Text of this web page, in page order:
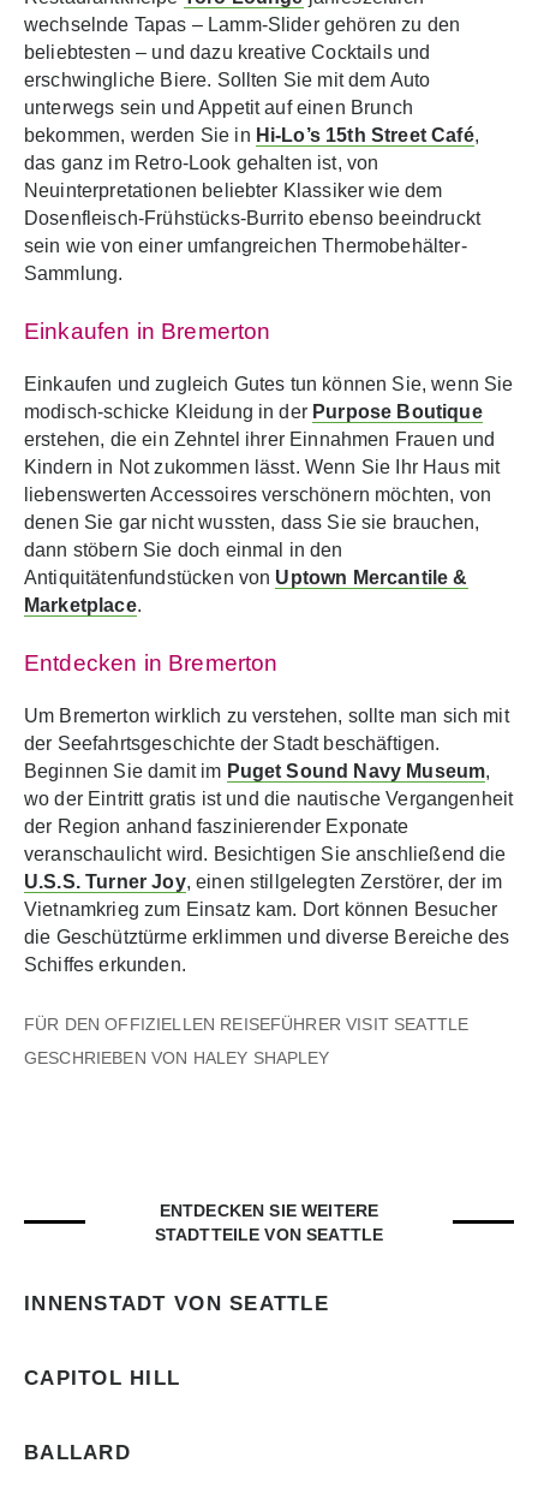
wechselnde Tapas – Lamm-Slider gehören zu den
beliebtesten – und dazu kreative Cocktails und
erschwingliche Biere. Sollten Sie mit dem Auto
unterwegs sein und Appetit auf einen Brunch
bekommen, werden Sie in Hi-Lo’s 15th Street Café,
das ganz im Retro-Look gehalten ist, von
Neuinterpretationen beliebter Klassiker wie dem
Dosenfleisch-Frühstücks-Burrito ebenso beeindruckt
sein wie von einer umfangreichen Thermobehälter-
Sammlung.
Einkaufen in Bremerton
Einkaufen und zugleich Gutes tun können Sie, wenn Sie
modisch-schicke Kleidung in der Purpose Boutique
erstehen, die ein Zehntel ihrer Einnahmen Frauen und
Kindern in Not zukommen lässt. Wenn Sie Ihr Haus mit
liebenswerten Accessoires verschönern möchten, von
denen Sie gar nicht wussten, dass Sie sie brauchen,
dann stöbern Sie doch einmal in den
Antiquitätenfundstücken von Uptown Mercantile &
Marketplace.
Entdecken in Bremerton
Um Bremerton wirklich zu verstehen, sollte man sich mit
der Seefahrtsgeschichte der Stadt beschäftigen.
Beginnen Sie damit im Puget Sound Navy Museum,
wo der Eintritt gratis ist und die nautische Vergangenheit
der Region anhand faszinierender Exponate
veranschaulicht wird. Besichtigen Sie anschließend die
U.S.S. Turner Joy, einen stillgelegten Zerstörer, der im
Vietnamkrieg zum Einsatz kam. Dort können Besucher
die Geschütztürme erklimmen und diverse Bereiche des
Schiffes erkunden.
FÜR DEN OFFIZIELLEN REISEFÜHRER VISIT SEATTLE
GESCHRIEBEN VON HALEY SHAPLEY
ENTDECKEN SIE WEITERE
STADTTEILE VON SEATTLE
INNENSTADT VON SEATTLE
CAPITOL HILL
BALLARD